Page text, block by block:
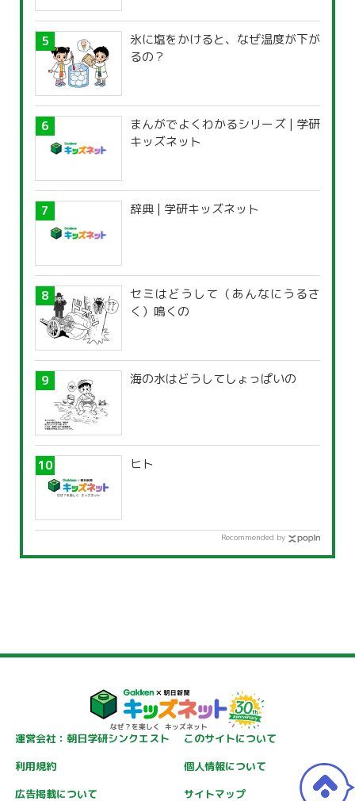
氷に塩をかけると、なぜ温度が下が
るの？
まんがでよくわかるシリーズ | 学研
キッズネット
辞典 | 学研キッズネット
セミはどうして（あんなにうるさ
く）鳴くの
海の水はどうしてしょっぱいの
ヒト
Recommended by
運営会社：朝日学研シンクエスト
このサイトについて
利用規約
個人情報について
広告掲載について
サイトマップ